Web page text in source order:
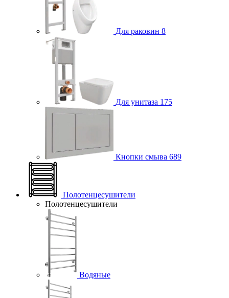
Для раковин 8
Для унитаза 175
Кнопки смыва 689
Полотенцесушители
Полотенцесушители
Водяные